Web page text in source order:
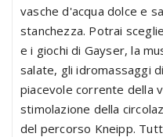
vasche d'acqua dolce e
stanchezza. Potrai
e i giochi di Gayser, la
salate, gli idromassaggi
piacevole corrente della
stimolazione della
del percorso Kneipp.